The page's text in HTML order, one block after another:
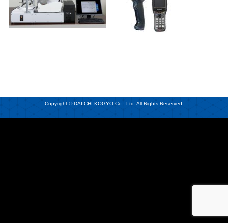
Copyright © DAIICHI KOGYO Co., Ltd. All Rights Reserved.